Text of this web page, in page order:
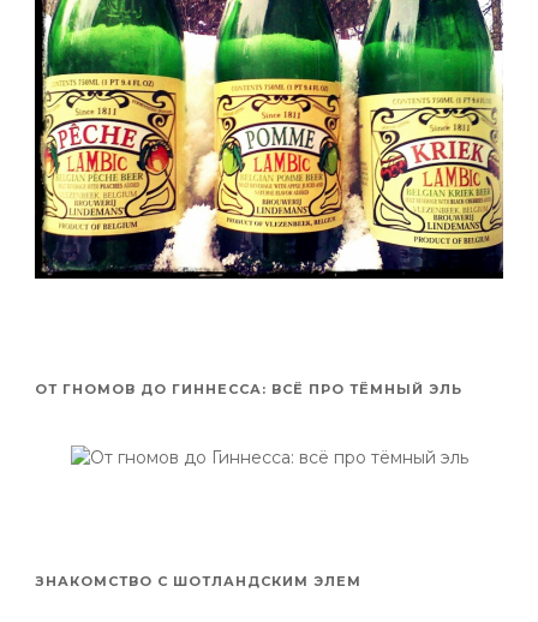
ОТ ГНОМОВ ДО ГИННЕССА: ВСЁ ПРО ТЁМНЫЙ ЭЛЬ
ЗНАКОМСТВО С ШОТЛАНДСКИМ ЭЛЕМ